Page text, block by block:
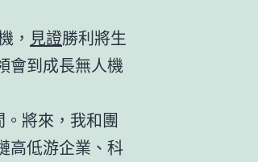
， 見證勝利將生
會到成長無人機
將來，我和團
高低游企業、科